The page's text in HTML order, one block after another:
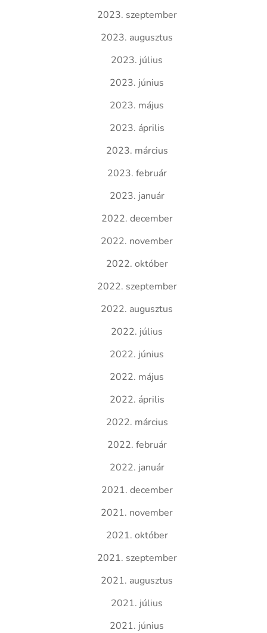
2023. szeptember
2023. augusztus
2023. július
2023. június
2023. május
2023. április
2023. március
2023. február
2023. január
2022. december
2022. november
2022. október
2022. szeptember
2022. augusztus
2022. július
2022. június
2022. május
2022. április
2022. március
2022. február
2022. január
2021. december
2021. november
2021. október
2021. szeptember
2021. augusztus
2021. július
2021. június